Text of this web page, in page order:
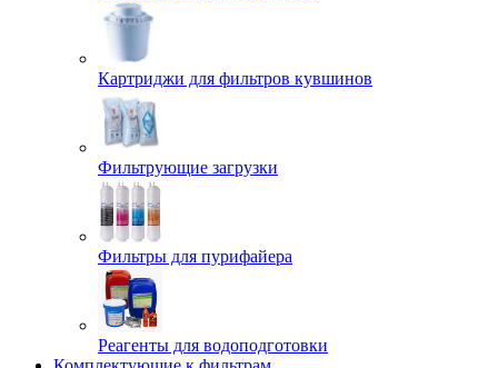
Картриджи для фильтров кувшинов
Фильтрующие загрузки
Фильтры для пурифайера
Реагенты для водоподготовки